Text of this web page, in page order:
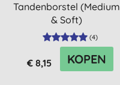
Tandenborstel (Medium
& Soft)
(4)
€ 8,15 KOPEN